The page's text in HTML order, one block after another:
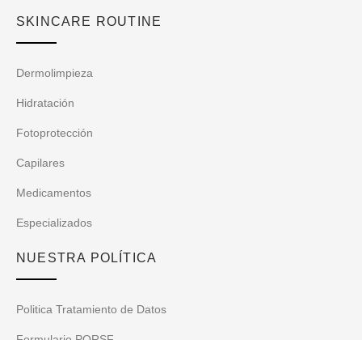
SKINCARE ROUTINE
Dermolimpieza
Hidratación
Fotoprotección
Capilares
Medicamentos
Especializados
NUESTRA POLÍTICA
Politica Tratamiento de Datos